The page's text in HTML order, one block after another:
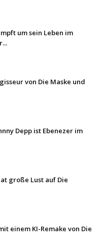
um sein Leben im
von Die Maske und
Depp ist Ebenezer im
große Lust auf Die
einem KI-Remake von Die